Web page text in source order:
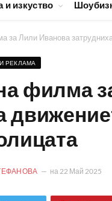
и изкуство
за Лили Иванова
РЕКЛАМА
филма
на 22 Май 2025